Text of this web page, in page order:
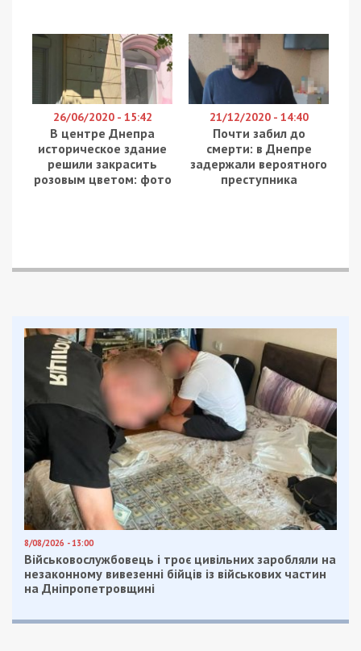
26/06/2020 - 15:42
В центре Днепра
историческое здание
решили закрасить
розовым цветом: фото
21/12/2020 - 14:40
Почти забил до
смерти: в Днепре
задержали вероятного
преступника
8/08/2026 - 13:00
Військовослужбовець і троє цивільних заробляли на
незаконному вивезенні бійців із військових частин
на Дніпропетровщині